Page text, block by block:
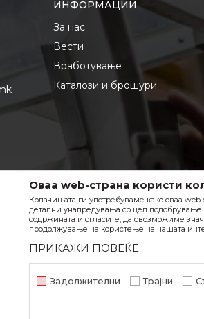
ИНФОРМАЦИИ
За нас
Вести
Вработување
Каталози и брошури
Оваа web-страна користи
Колачињата ги употребуваме како оваа
детални унапредувања со цел подобрување
содржината и огласите, да овозможиме
продолжување на користење на нашата
ПРИКАЖИ ПОВЕЌЕ
Задолжителни Трајни